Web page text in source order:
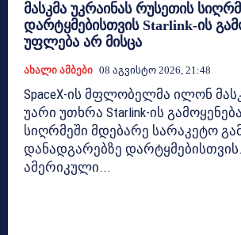
მასკმა უკრაინას რუსეთის
დარტყმებისთვის Starlink-ის
უფლება არ მისცა
Ახალი Ამბები 08 Აგვისტო 2026, 21:48
SpaceX-ის მფლობელმა ილონ
უარი უთხრა Starlink-ის
სიღრმეში მდებარე სარაკეტო
დანადგარებზე დარტყმებისთვის.
ამერიკული...